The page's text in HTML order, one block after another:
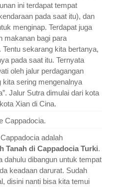
ini terdapat tempat
pada saat itu), dan
menginap. Terdapat juga
makanan bagi para
sekarang kita bertanya,
pada saat itu. Ternyata
oleh jalur perdagangan
kita sering mengenalnya
Jalur Sutra dimulai dari kota
Xian di Cina.
Cappadocia.
adalah
Tanah di Cappadocia Turki.
dahulu dibangun untuk tempat
keadaan darurat. Sudah
disini nanti bisa kita temui